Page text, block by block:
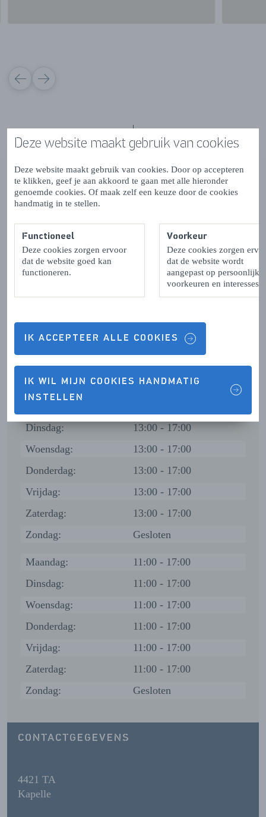
Deze website maakt gebruik van cookies
Deze website maakt gebruik van cookies. Door op accepteren
te klikken, geef je aan akkoord te gaan met alle hieronder
genoemde cookies. Of maak zelf een keuze door de cookies
handmatig in te stellen.
Functioneel
Deze cookies zorgen ervoor
dat de website goed kan
functioneren.
Voorkeur
Deze cookies zorgen
dat de website wordt
aangepast op persoonlijke
voorkeuren en interesses.
IK ACCEPTEER ALLE COOKIES
IK WIL MIJN COOKIES HANDMATIG
INSTELLEN
VORIGEVOLGENDE
OPENINGSTIJDEN
Maandag:
11:00 - 17:00
Dinsdag:
Gesloten
Vrijdag:
Gesloten
Zaterdag:
Gesloten
Zondag:
Gesloten
Dinsdag:
13:00 - 17:00
Woensdag:
13:00 - 17:00
Donderdag:
13:00 - 17:00
Vrijdag:
13:00 - 17:00
Zaterdag:
13:00 - 17:00
Zondag:
Gesloten
Maandag:
11:00 - 17:00
Dinsdag:
11:00 - 17:00
Woensdag:
11:00 - 17:00
Donderdag:
11:00 - 17:00
Vrijdag:
11:00 - 17:00
Zaterdag:
11:00 - 17:00
Zondag:
Gesloten
CONTACTGEGEVENS
4421 TA
Kapelle